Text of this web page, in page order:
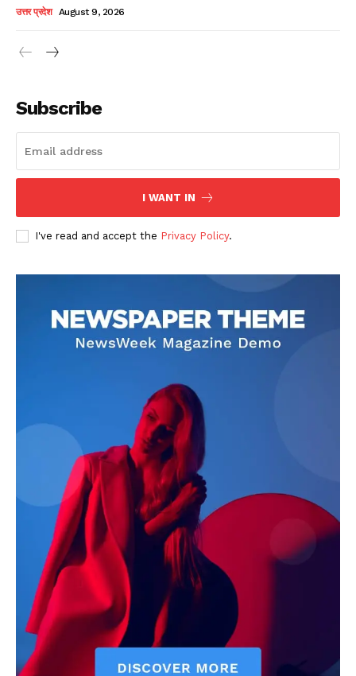
Read Latest News on AIN
DOWNLOAD NOW
AIN NEWS 1
Contact Us
About Us
Privacy Policy
Terms of Use Agreement
Facebook
X WhatsApp
Share
उत्तर प्रदेश August 9, 2026
Subscribe
I WANT IN
I've read and accept the Privacy Policy.